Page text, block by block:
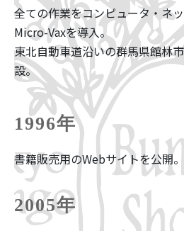
全ての作業をコンピュータ・ネ
Micro-Vaxを導入。
東北自動車道沿いの群馬県館林
設。
1996年
書籍販売用のWebサイトを公開。
2005年